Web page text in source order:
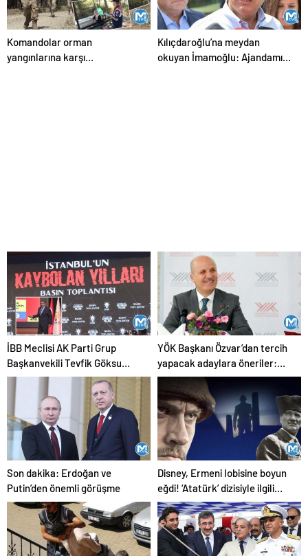
Komandolar orman
yangınlarına karşı
Kılıçdaroğlu’na meydan
okuyan İmamoğlu: Ajandamız
İBB Meclisi AK Parti Grup
Başkanvekili Tevfik Göksu
‘İstanbul’un Kaybolan Yılları’nı
anlattı: İstanbul’un hali içler
acısı
YÖK Başkanı Özvar’dan tercih
yapacak adaylara öneriler:
‘Bu yıl önemli yenilikler yaptık’
diyerek duyurdu
Son dakika: Erdoğan ve
Putin’den önemli görüşme
Disney, Ermeni lobisine boyun
eğdi! ‘Atatürk’ dizisiyle ilgili
skandal karara tepki yağdı